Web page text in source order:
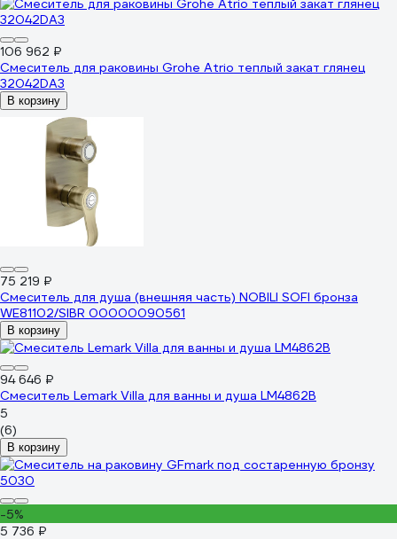
106 962 ₽
Смеситель для раковины Grohe Atrio теплый закат глянец
32042DA3
В корзину
75 219 ₽
Смеситель для душа (внешняя часть) NOBILI SOFI бронза
WE81102/SIBR 00000090561
В корзину
94 646 ₽
Смеситель Lemark Villa для ванны и душа LM4862B
5
(6)
В корзину
-5%
5 736 ₽